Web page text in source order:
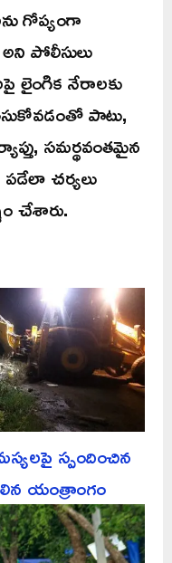
గోప్యంగా
పోలీసులు
లైంగిక నేరాలకు
పాటు,
సమర్థవంతమైన
చర్యలు
చేశారు.
స్పందించిన
యంత్రాంగం